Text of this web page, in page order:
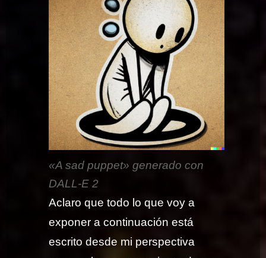
«A sad puppet» generado con
DALL-E 2
Aclaro que todo lo que voy a
exponer a continuación está
escrito desde mi perspectiva